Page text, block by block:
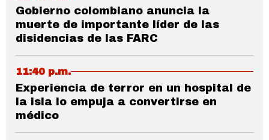
Gobierno colombiano anuncia la
muerte de importante líder de las
disidencias de las FARC
11:40 p.m.
Experiencia de terror en un hospital de
la isla lo empuja a convertirse en
médico